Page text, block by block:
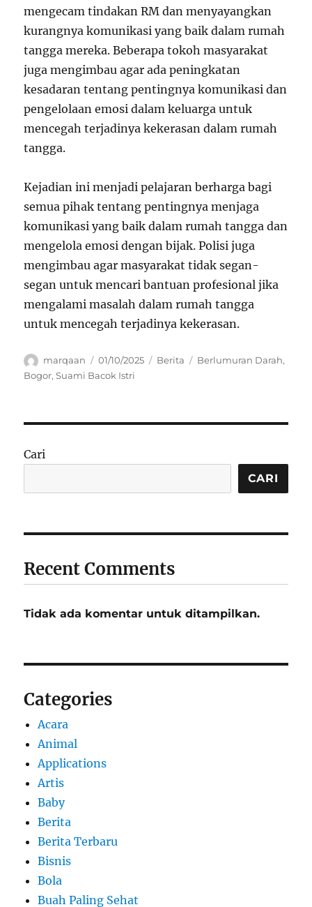
mengecam tindakan RM dan menyayangkan
kurangnya komunikasi yang baik dalam rumah
tangga mereka. Beberapa tokoh masyarakat
juga mengimbau agar ada peningkatan
kesadaran tentang pentingnya komunikasi dan
pengelolaan emosi dalam keluarga untuk
mencegah terjadinya kekerasan dalam rumah
tangga.
Kejadian ini menjadi pelajaran berharga bagi
semua pihak tentang pentingnya menjaga
komunikasi yang baik dalam rumah tangga dan
mengelola emosi dengan bijak. Polisi juga
mengimbau agar masyarakat tidak segan-
segan untuk mencari bantuan profesional jika
mengalami masalah dalam rumah tangga
untuk mencegah terjadinya kekerasan.
Author
marqaan
Posted
on
01/10/2025 Categories
Berita Tags
Berlumuran Darah,
Bogor,Suami Bacok Istri
Cari
CARI
Recent Comments
Tidak ada komentar untuk ditampilkan.
Categories
Acara
Animal
Applications
Artis
Baby
Berita
Berita Terbaru
Bisnis
Bola
Buah Paling Sehat